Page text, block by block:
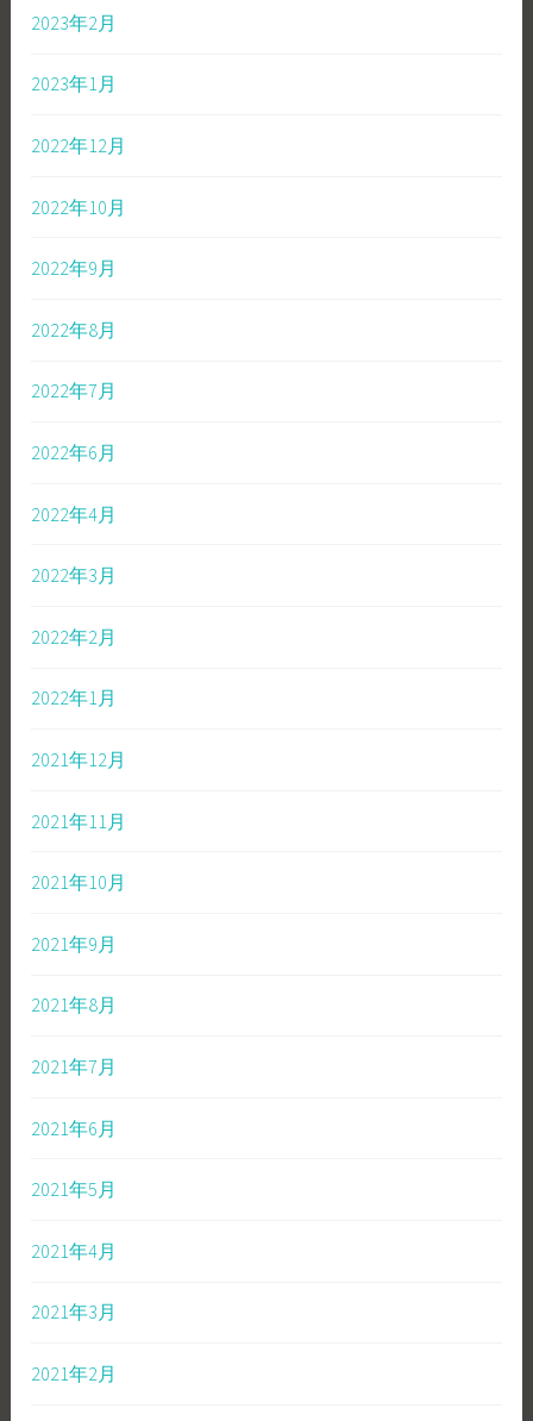
2023年2月
2023年1月
2022年12月
2022年10月
2022年9月
2022年8月
2022年7月
2022年6月
2022年4月
2022年3月
2022年2月
2022年1月
2021年12月
2021年11月
2021年10月
2021年9月
2021年8月
2021年7月
2021年6月
2021年5月
2021年4月
2021年3月
2021年2月